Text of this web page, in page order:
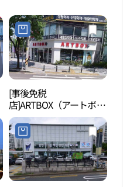
[事後免税
店]ARTBOX（アートボッ
クス）・テグソンソ（大
邱城西）店(아트박스 대
구성서점)